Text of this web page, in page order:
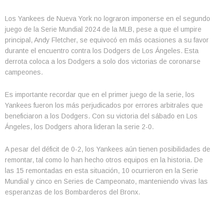
Los Yankees de Nueva York no lograron imponerse en el segundo
juego de la Serie Mundial 2024 de la MLB, pese a que el umpire
principal, Andy Fletcher, se equivocó en más ocasiones a su favor
durante el encuentro contra los Dodgers de Los Ángeles. Esta
derrota coloca a los Dodgers a solo dos victorias de coronarse
campeones.
Es importante recordar que en el primer juego de la serie, los
Yankees fueron los más perjudicados por errores arbitrales que
beneficiaron a los Dodgers. Con su victoria del sábado en Los
Ángeles, los Dodgers ahora lideran la serie 2-0.
A pesar del déficit de 0-2, los Yankees aún tienen posibilidades de
remontar, tal como lo han hecho otros equipos en la historia. De
las 15 remontadas en esta situación, 10 ocurrieron en la Serie
Mundial y cinco en Series de Campeonato, manteniendo vivas las
esperanzas de los Bombarderos del Bronx.